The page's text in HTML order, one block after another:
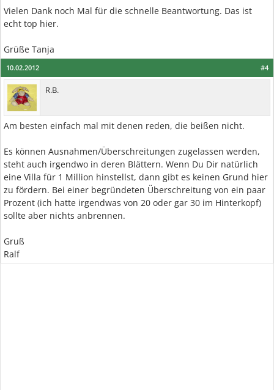
Vielen Dank noch Mal für die schnelle Beantwortung. Das ist
echt top hier.
Grüße Tanja
#4
10.02.2012
R.B.
Am besten einfach mal mit denen reden, die beißen nicht.
Es können Ausnahmen/Überschreitungen zugelassen werden,
steht auch irgendwo in deren Blättern. Wenn Du Dir natürlich
eine Villa für 1 Million hinstellst, dann gibt es keinen Grund hier
zu fördern. Bei einer begründeten Überschreitung von ein paar
Prozent (ich hatte irgendwas von 20 oder gar 30 im Hinterkopf)
sollte aber nichts anbrennen.
Gruß
Ralf